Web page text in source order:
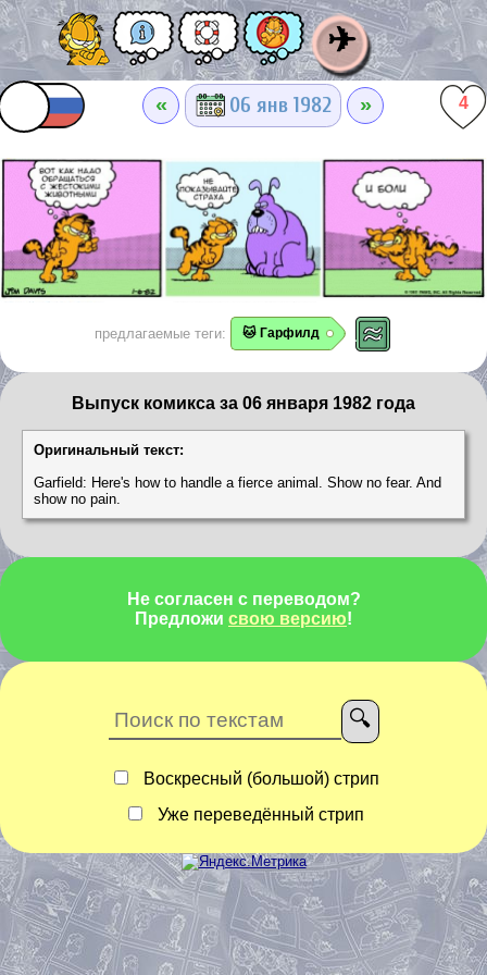
✈
« 06 янв 1982 » 4
предлагаемые теги: 🐱 Гарфилд
Выпуск комикса за 06 января 1982 года
Оригинальный текст:
Garfield: Here's how to handle a fierce animal. Show no fear. And
show no pain.
Не согласен с переводом?
Предложи свою версию!
Воскресный (большой) стрип
Уже переведённый стрип